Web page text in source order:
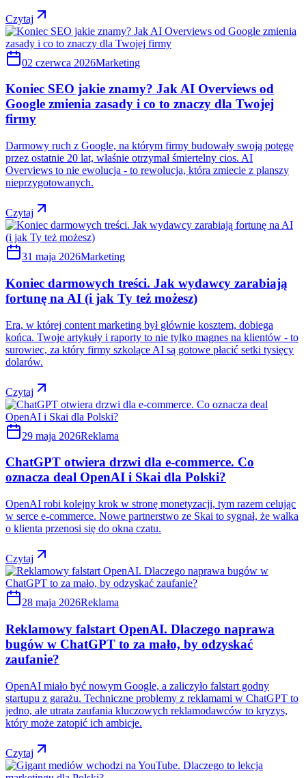
Czytaj
02 czerwca 2026Marketing
Koniec SEO jakie znamy? Jak AI Overviews od
Google zmienia zasady i co to znaczy dla Twojej
firmy
Darmowy ruch z Google, na którym firmy budowały swoją potęgę
przez ostatnie 20 lat, właśnie otrzymał śmiertelny cios. AI
Overviews to nie ewolucja - to rewolucja, która zmiecie z planszy
nieprzygotowanych.
Czytaj
31 maja 2026Marketing
Koniec darmowych treści. Jak wydawcy zarabiają
fortunę na AI (i jak Ty też możesz)
Era, w której content marketing był głównie kosztem, dobiega
końca. Twoje artykuły i raporty to nie tylko magnes na klientów - to
surowiec, za który firmy szkolące AI są gotowe płacić setki tysięcy
dolarów.
Czytaj
29 maja 2026Reklama
ChatGPT otwiera drzwi dla e-commerce. Co
oznacza deal OpenAI i Skai dla Polski?
OpenAI robi kolejny krok w stronę monetyzacji, tym razem celując
w serce e-commerce. Nowe partnerstwo ze Skai to sygnał, że walka
o klienta przenosi się do okna czatu.
Czytaj
28 maja 2026Reklama
Reklamowy falstart OpenAI. Dlaczego naprawa
bugów w ChatGPT to za mało, by odzyskać
zaufanie?
OpenAI miało być nowym Google, a zaliczyło falstart godny
startupu z garażu. Techniczne problemy z reklamami w ChatGPT to
jedno, ale utrata zaufania kluczowych reklamodawców to kryzys,
który może zatopić ich ambicje.
Czytaj